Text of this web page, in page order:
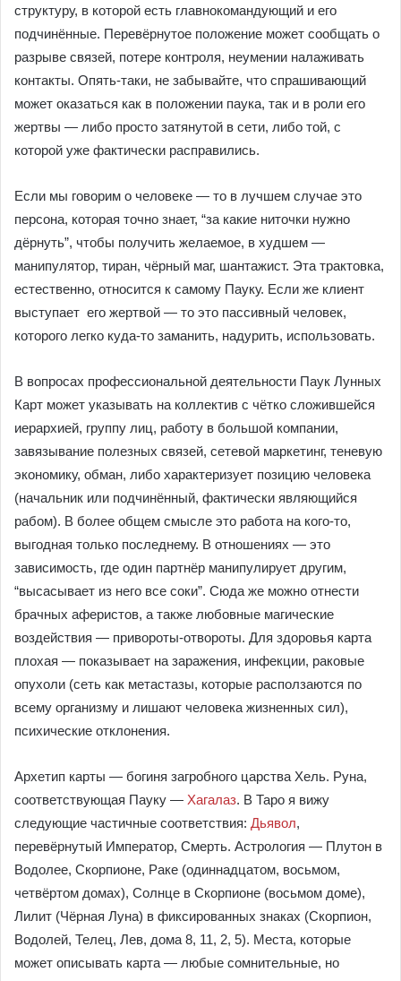
структуру, в которой есть главнокомандующий и его
подчинённые. Перевёрнутое положение может сообщать о
разрыве связей, потере контроля, неумении налаживать
контакты. Опять-таки, не забывайте, что спрашивающий
может оказаться как в положении паука, так и в роли его
жертвы — либо просто затянутой в сети, либо той, с
которой уже фактически расправились.
Если мы говорим о человеке — то в лучшем случае это
персона, которая точно знает, “за какие ниточки нужно
дёрнуть”, чтобы получить желаемое, в худшем —
манипулятор, тиран, чёрный маг, шантажист. Эта трактовка,
естественно, относится к самому Пауку. Если же клиент
выступает его жертвой — то это пассивный человек,
которого легко куда-то заманить, надурить, использовать.
В вопросах профессиональной деятельности Паук Лунных
Карт может указывать на коллектив с чётко сложившейся
иерархией, группу лиц, работу в большой компании,
завязывание полезных связей, сетевой маркетинг, теневую
экономику, обман, либо характеризует позицию человека
(начальник или подчинённый, фактически являющийся
рабом). В более общем смысле это работа на кого-то,
выгодная только последнему. В отношениях — это
зависимость, где один партнёр манипулирует другим,
“высасывает из него все соки”. Сюда же можно отнести
брачных аферистов, а также любовные магические
воздействия — привороты-отвороты. Для здоровья карта
плохая — показывает на заражения, инфекции, раковые
опухоли (сеть как метастазы, которые расползаются по
всему организму и лишают человека жизненных сил),
психические отклонения.
Архетип карты — богиня загробного царства Хель. Руна,
соответствующая Пауку — Хагалаз. В Таро я вижу
следующие частичные соответствия: Дьявол,
перевёрнутый Император, Смерть. Астрология — Плутон в
Водолее, Скорпионе, Раке (одиннадцатом, восьмом,
четвёртом домах), Солнце в Скорпионе (восьмом доме),
Лилит (Чёрная Луна) в фиксированных знаках (Скорпион,
Водолей, Телец, Лев, дома 8, 11, 2, 5). Места, которые
может описывать карта — любые сомнительные, но